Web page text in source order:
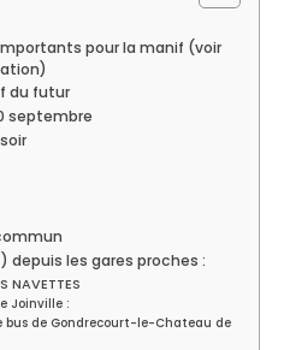
pour la manif (voir
du futur
septembre
) depuis les gares proches :
NAVETTES
Joinville :
bus de Gondrecourt-le-Chateau de